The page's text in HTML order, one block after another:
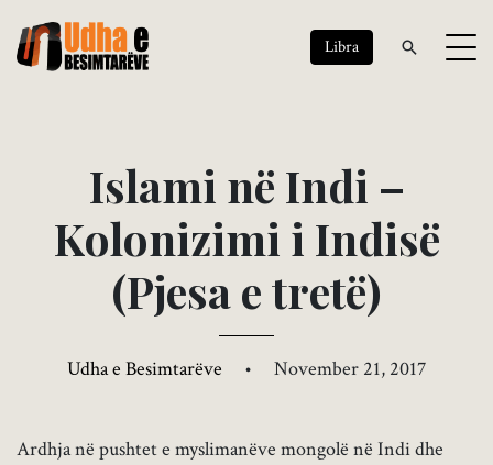
Libra
Islami në Indi –
Kolonizimi i Indisë
(Pjesaetretë)
Udha e Besimtarëve • November 21, 2017
Ardhja në pushtet e myslimanëve mongolë në Indi dhe